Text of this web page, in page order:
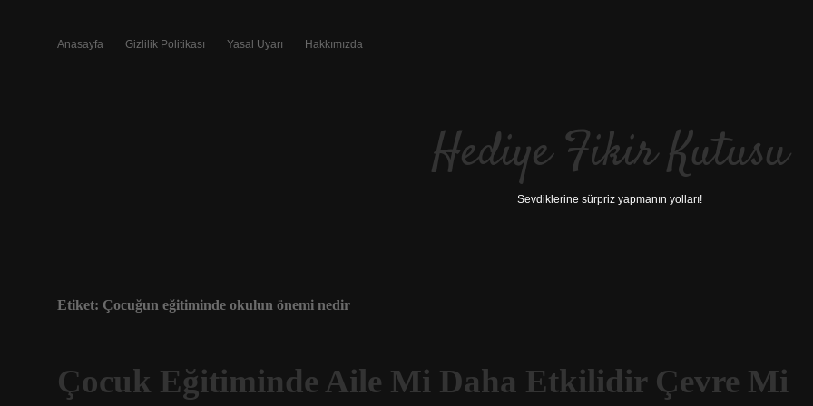
Anasayfa Gizlilik Politikası Yasal Uyarı Hakkımızda
Hediye Fikir Kutusu
Sevdiklerine sürpriz yapmanın yolları!
Etiket: Çocuğun eğitiminde okulun önemi nedir
Çocuk Eğitiminde Aile Mi Daha Etkilidir Çevre Mi